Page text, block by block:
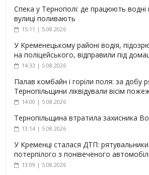
Спека у Тернополі: де працюють водні
вулиці поливають
15:11 | 5.08.2026
У Кременецькому районі водія,
на поліцейського, відправили під
14:33 | 5.08.2026
Палав комбайн і горіли поля: за добу
Тернопільщини ліквідували вісім
14:00 | 5.08.2026
Тернопільщина втратила захисника
13:14 | 5.08.2026
У Кременці сталася ДТП:
потерпілого з понівеченого
13:09 | 5.08.2026